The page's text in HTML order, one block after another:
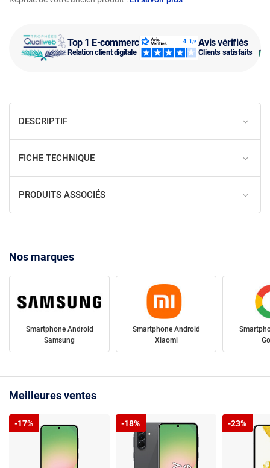
Top 1 E-commerce
Relation client digitale
Avis vérifiés
Clients satisfaits
DESCRIPTIF
FICHE TECHNIQUE
PRODUITS ASSOCIÉS
Nos marques
Smartphone Android
Samsung
Smartphone Android
Xiaomi
Meilleures ventes
-17% -18% -23%